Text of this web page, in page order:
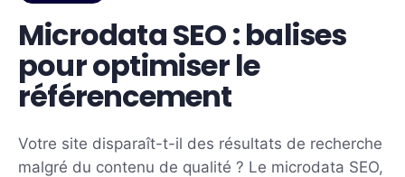
Microdata SEO : balises
pour optimiser le
référencement
Votre site disparaît-t-il des résultats de recherche
malgré du contenu de qualité ? Le microdata SEO,